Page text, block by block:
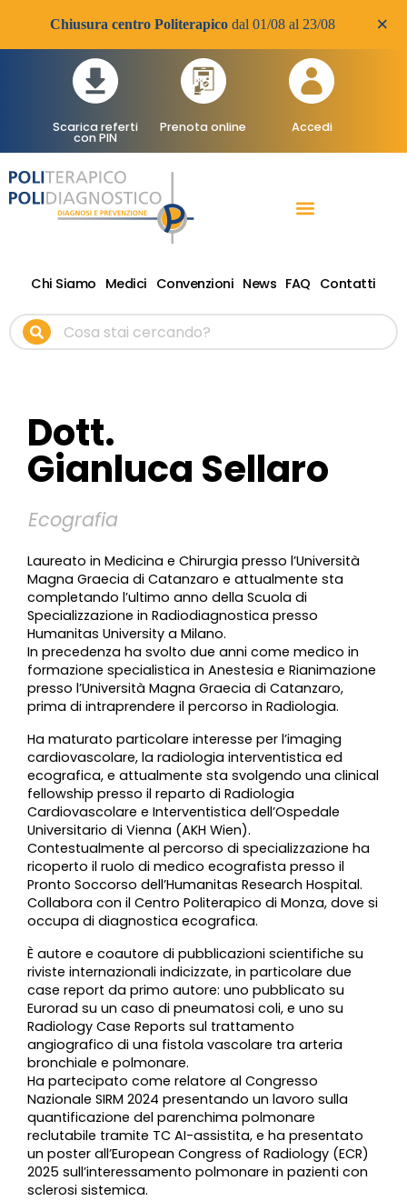
Chiusura centro Politerapicodal 01/08 al 23/08 ×
Scarica referti
con PIN
Prenota online Accedi
Chi Siamo Medici Convenzioni News FAQ Contatti
Dott.
Gianluca Sellaro
Ecografia
Laureato in Medicina e Chirurgia presso l’Università
Magna Graecia di Catanzaro e attualmente sta
completando l’ultimo anno della Scuola di
Specializzazione in Radiodiagnostica presso
Humanitas University a Milano.
In precedenza ha svolto due anni come medico in
formazione specialistica in Anestesia e Rianimazione
presso l’Università Magna Graecia di Catanzaro,
prima di intraprendere il percorso in Radiologia.
Ha maturato particolare interesse per l’imaging
cardiovascolare, la radiologia interventistica ed
ecografica, e attualmente sta svolgendo una clinical
fellowship presso il reparto di Radiologia
Cardiovascolare e Interventistica dell’Ospedale
Universitario di Vienna (AKH Wien).
Contestualmente al percorso di specializzazione ha
ricoperto il ruolo di medico ecografista presso il
Pronto Soccorso dell’Humanitas Research Hospital.
Collabora con il Centro Politerapico di Monza, dove si
occupa di diagnostica ecografica.
È autore e coautore di pubblicazioni scientifiche su
riviste internazionali indicizzate, in particolare due
case report da primo autore: uno pubblicato su
Eurorad su un caso di pneumatosi coli, e uno su
Radiology Case Reports sul trattamento
angiografico di una fistola vascolare tra arteria
bronchiale e polmonare.
Ha partecipato come relatore al Congresso
Nazionale SIRM 2024 presentando un lavoro sulla
quantificazione del parenchima polmonare
reclutabile tramite TC AI-assistita, e ha presentato
un poster all’European Congress of Radiology (ECR)
2025 sull’interessamento polmonare in pazienti con
sclerosi sistemica.